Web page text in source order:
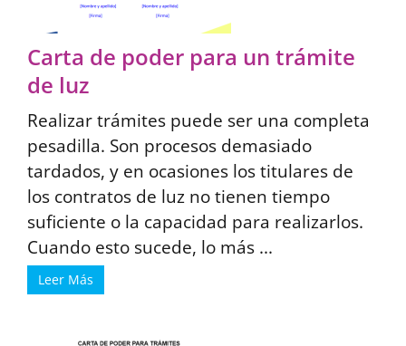
Carta de poder para un trámite
de luz
Realizar trámites puede ser una completa
pesadilla. Son procesos demasiado
tardados, y en ocasiones los titulares de
los contratos de luz no tienen tiempo
suficiente o la capacidad para realizarlos.
Cuando esto sucede, lo más ...
Leer Más